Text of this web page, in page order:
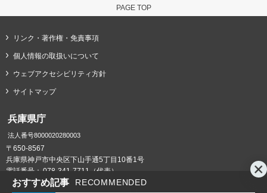
おすすめ記事 RECOMMENDED
PAGE TOP
リンク・著作権・免責事項
個人情報の取扱いについて
ウェブアクセシビリティ方針
サイトマップ
兵庫県庁
法人番号8000020280003
〒650-8567
兵庫県神戸市中央区下山手通5丁目10番1号
電話番号： 078-341-7711（代表）